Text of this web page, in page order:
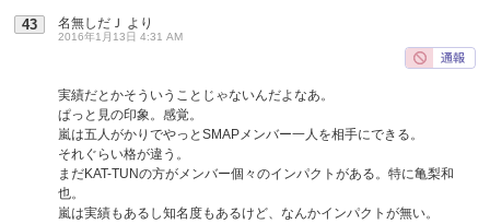
43 名無しだＪ より
2016年1月13日 4:31 AM
実績だとかそういうことじゃないんだよなあ。
ぱっと見の印象。感覚。
嵐は五人がかりでやっとSMAPメンバー一人を相手にできる。
それぐらい格が違う。
まだKAT-TUNの方がメンバー個々のインパクトがある。特に亀梨和
也。
嵐は実績もあるし知名度もあるけど、なんかインパクトが無い。